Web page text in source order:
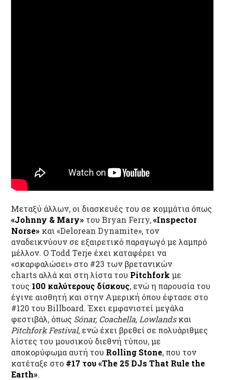
Μεταξύ άλλων, οι διασκευές του σε κομμάτια όπως
«Johnny & Mary» του Bryan Ferry,«Inspector
Norse» και «Delorean Dynamite», τον
αναδεικνύουν σε εξαιρετικό παραγωγό με λαμπρό
μέλλον. Ο Todd Terje έχει καταφέρει να
«σκαρφαλώσει» στο #23 των βρετανικών
charts αλλά και στη λίστα του Pitchfork με
τους 100 καλύτερους δίσκους, ενώ η παρουσία του
έγινε αισθητή και στην Αμερική όπου έφτασε στο
#120 του Billboard. Έχει εμφανιστεί μεγάλα
φεστιβάλ, όπως Sónar, Coachella, Lowlandsκαι
Pitchfork Festival, ενώ έχει βρεθεί σε πολυάριθμες
λίστες του μουσικού διεθνή τύπου, με
αποκορύφωμα αυτή του Rolling Stone, που τον
κατέταξε στο #17 του «The 25 DJs That Rule the
Earth».